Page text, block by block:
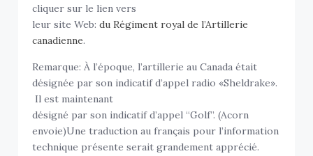
cliquer sur le lien vers
leur site Web:du Régiment royal de l’Artillerie
canadienne.
Remarque: À l’époque, l’artillerie au Canada était
désignée par son indicatif d’appel radio «Sheldrake».
Il est maintenant
désigné par son indicatif d’appel “Golf”. (Acorn
envoie)Une traduction au français pour l’information
technique présente serait grandement apprécié.